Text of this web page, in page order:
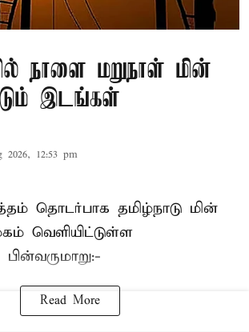
நாளை மறுநாள் மின்
இடங்கள்
2026, 12:53 pm
தொடர்பாக தமிழ்நாடு மின்
வெளியிட்டுள்ள
பின்வருமாறு:-
Read More